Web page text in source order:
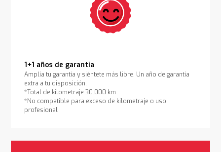
1+1 años de garantía
Amplía tu garantía y siéntete más libre. Un año de garantía
extra a tu disposición.
*Total de kilometraje 30.000 km
*No compatible para exceso de kilometraje o uso
profesional